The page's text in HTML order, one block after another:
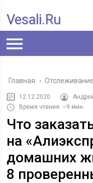
Vesali.ru
Главная › Отслеживание
12.12.2020
Время чтения: ~9 мин.
Что
на
домашних
8